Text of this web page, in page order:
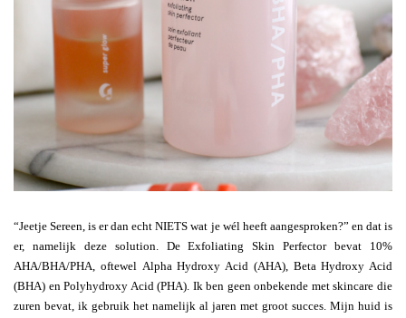
“Jeetje Sereen, is er dan echt NIETS wat je wél heeft aangesproken?” en dat is
er, namelijk deze solution. De Exfoliating Skin Perfector bevat 10%
AHA/BHA/PHA, oftewel Alpha Hydroxy Acid (AHA), Beta Hydroxy Acid
(BHA) en Polyhydroxy Acid (PHA). Ik ben geen onbekende met skincare die
zuren bevat, ik gebruik het namelijk al jaren met groot succes. Mijn huid is